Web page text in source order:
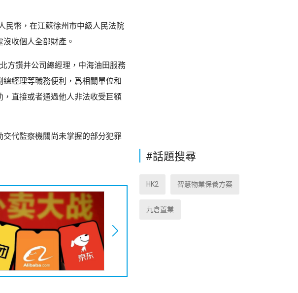
民幣，在江蘇徐州市中級人民法院
收個人全部財產。
方鑽井公司總經理，中海油田服務
經理等職務便利，爲相關單位和
直接或者通過他人非法收受巨額
代監察機關尚未掌握的部分犯罪
#話題搜尋
HK2 智慧物業保養方案
九倉置業